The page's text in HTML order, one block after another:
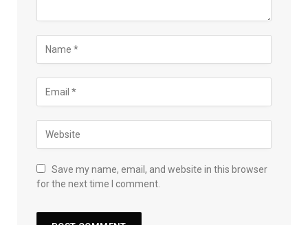
Save my name, email, and website in this browser
for the next time I comment.